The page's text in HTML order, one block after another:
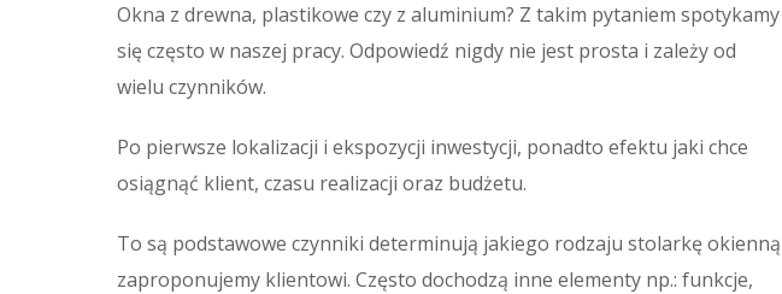
Okna z drewna, plastikowe czy z aluminium? Z takim pytaniem spotykamy
się często w naszej pracy. Odpowiedź nigdy nie jest prosta i zależy od
wielu czynników.
Po pierwsze lokalizacji i ekspozycji inwestycji, ponadto efektu jaki chce
osiągnąć klient, czasu realizacji oraz budżetu.
To są podstawowe czynniki determinują jakiego rodzaju stolarkę okienną
zaproponujemy klientowi. Często dochodzą inne elementy np.: funkcje,